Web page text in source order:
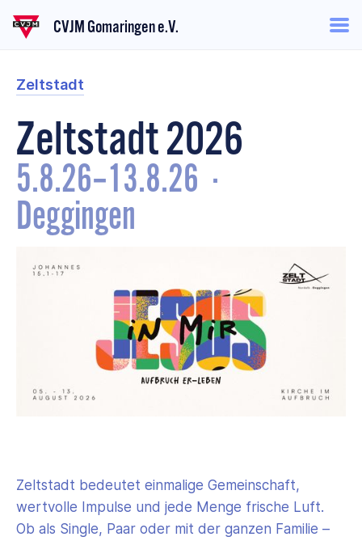
CVJM Gomaringen e.V.
Zeltstadt
Zeltstadt 2026
5.8.26–13.8.26 ·
Deggingen
Zeltstadt bedeutet einmalige Gemeinschaft,
wertvolle Impulse und jede Menge frische Luft.
Ob als Single, Paar oder mit der ganzen Familie –